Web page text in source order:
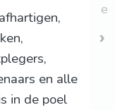
en alle
in de poel
e